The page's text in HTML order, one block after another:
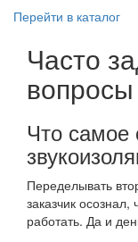
Перейти в каталог
Часто
вопросы
Что самое
Переделывать
заказчик
работать. Да и